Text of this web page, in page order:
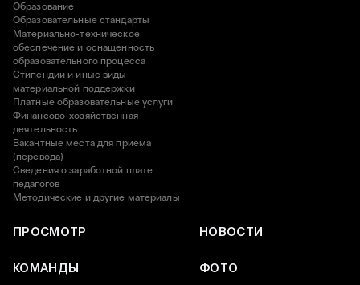
Образование
Образовательные стандарты
Материально-техническое
обеспечение и оснащенность
образовательного процесса
Стипендии и иные виды
материальной поддержки
Платные образовательные услуги
Финансово-хозяйственная
деятельность
Вакантные места для приёма
(перевода)
Сведения о заработной плате
педагогов
Методические и другие материалы
ПРОСМОТР НОВОСТИ
КОМАНДЫ ФОТО